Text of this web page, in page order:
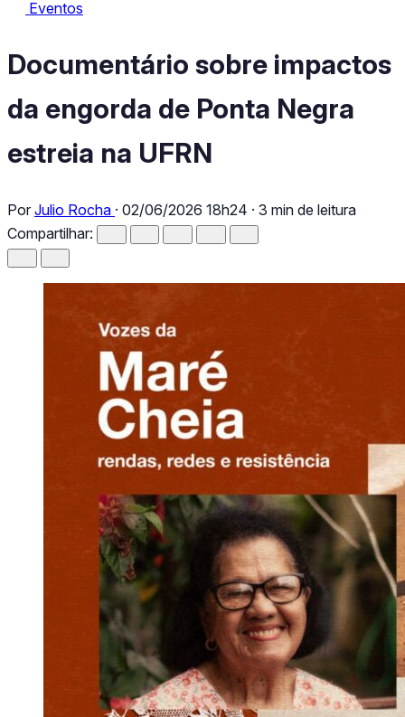
Eventos
Documentário sobre impactos
da engorda de Ponta Negra
estreia na UFRN
Por Julio Rocha · 02/06/2026 18h24 · 3 min de leitura
Compartilhar: